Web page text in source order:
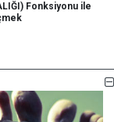
Fonksiyonu ile